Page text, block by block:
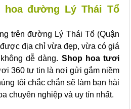
hoa đường Lý Thái Tổ
trên đường Lý Thái Tổ (Quận
địa chỉ vừa đẹp, vừa có giá
dễ dàng. Shop hoa tươi
360 tự tin là nơi gửi gắm niềm
tôi chắc chắn sẽ làm bạn hài
chuyên nghiệp và uy tín nhất.